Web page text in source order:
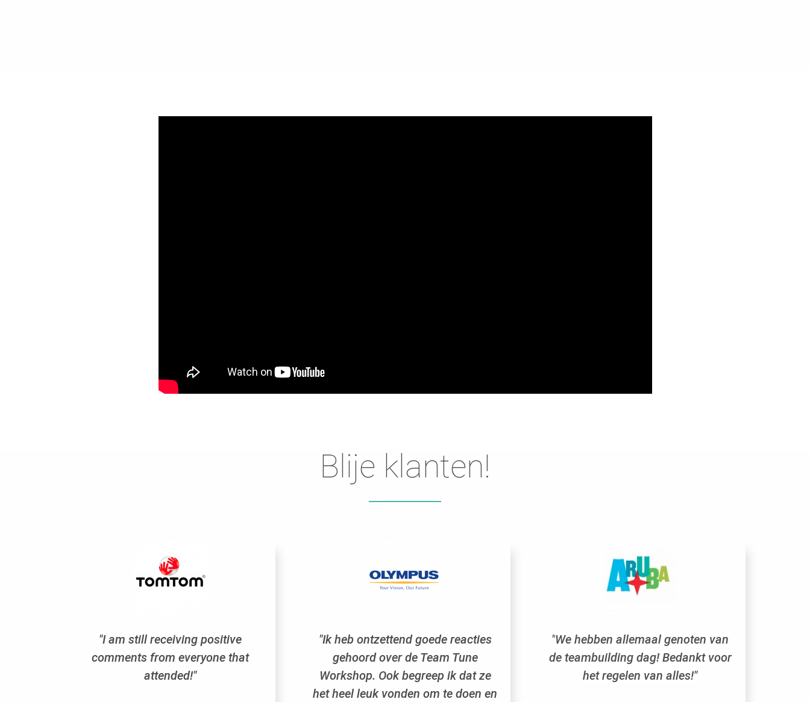
Blije klanten!
"I am still receiving positive
comments from everyone that
attended!"
"Ik heb ontzettend goede reacties
gehoord over de Team Tune
Workshop. Ook begreep ik dat ze
het heel leuk vonden om te doen en
"We hebben allemaal genoten van
de teambuilding dag! Bedankt voor
het regelen van alles!"